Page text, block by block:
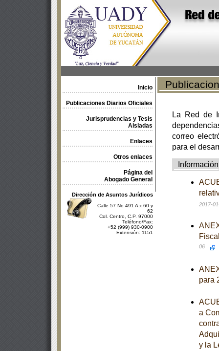
Inicio
Publicaciones Diarios Oficiales
Jurisprudencias y Tesis
Aisladas
Enlaces
Otros enlaces
Página del
Abogado General
Dirección de Asuntos Jurídicos
Calle 57 No 491 A x 60 y
62
Col. Centro, C.P. 97000
Teléfono/Fax:
+52 (999) 930-0900
Extensión: 1151
La Red de
correo
para el
Información
2017-
06
para
a
y la